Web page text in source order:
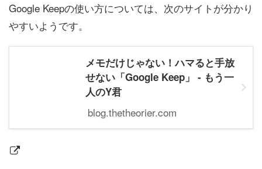
Google Keepの使い方については、次のサイトが分かり
やすいようです。
メモだけじゃない！ハマると手放
せない「Google Keep」 - もう一
人のY君
blog.thetheorier.com